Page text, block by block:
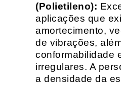
(Polietileno):
aplicações que
amortecimento,
de vibrações,
conformabilidade
irregulares. A
a densidade da